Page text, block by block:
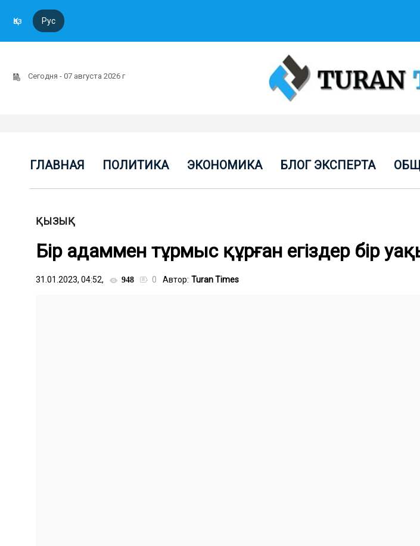
Қаз Рус
Сегодня - 07 августа 2026 г
ГЛАВНАЯ ПОЛИТИКА ЭКОНОМИКА БЛОГ ЭКСПЕРТА
ҚЫЗЫҚ
Бір адаммен тұрмыс құрған егіздер бір
31.01.2023, 04:52, 948 0 Автор: Turan Times